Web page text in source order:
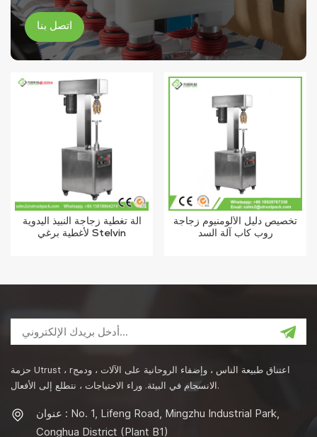
اتصل بنا
آلة تغطية زجاجة النبيذ اليدوية
لأغطية برغي Stelvin
تخصيص دليل الألومنيوم زجاجة
روب كاب آلة السد
حزمة Utrust ، rاعتناق طبيعة الناس ، وإضفاء الروحانية على الآلات ، ودمج
الانسجام في البيئة. وراء الاحتياجات ، نتطلع إلى الأفعال.
عنوان : No. 1, Lifeng Road, Mingzhu Industrial Park,
Conghua District (Plant B1)